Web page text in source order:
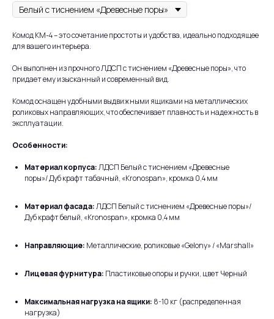
Комод КМ-4 – это сочетание простоты и удобства, идеально подходящее
для вашего интерьера.
Он выполнен из прочного ЛДСП с тиснением «Древесные поры», что
придает ему изысканный и современный вид.
Комод оснащен удобными выдвижными ящиками на металлических
роликовых направляющих, что обеспечивает плавность и надежность в
эксплуатации.
Особенности:
Материал корпуса:ЛДСП Белый с тиснением «Древесные
поры»/ Дуб крафт табачный, «Kronospan», кромка 0,4 мм
Материал фасада:ЛДСП Белый с тиснением «Древесные поры»/
Дуб крафт белый, «Kronospan», кромка 0,4 мм
Направляющие: Металлические, роликовые «Gelony» / «Marshall»
Лицевая фурнитура: Пластиковые опоры и ручки, цвет Черный
Максимальная нагрузка на ящики: 8-10 кг (распределенная
нагрузка)